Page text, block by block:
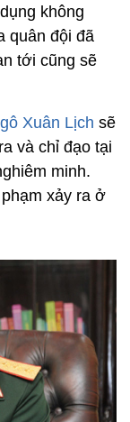
không
quân đội đã
tới cũng sẽ
Xuân Lịch sẽ
và chỉ đạo tại
minh.
xảy ra ở